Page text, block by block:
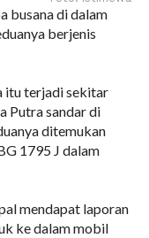
busana di dalam
berjenis
itu terjadi sekitar
Putra sandar di
ditemukan
1795 J dalam
mendapat laporan
ke dalam mobil